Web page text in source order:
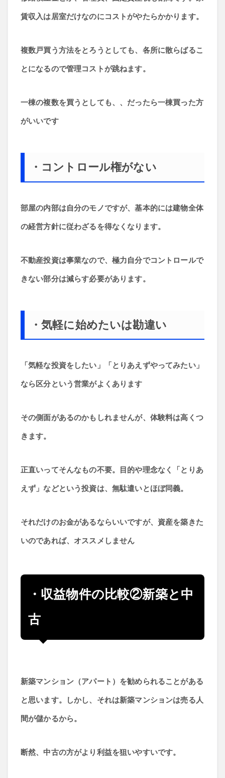
賃収入は居室だけなのにコストがやたらかかります。
複数戸買う方法をとろうとしても、各所に散らばるこ
とになるので管理コストが跳ねます。
一棟の複数を買うとしても、、だったら一棟買った方
がいいです
・コントロール権がない
部屋の内部は自分のモノですが、基本的には建物全体
の経営方針に従わざるを得なくなります。
不動産投資は事業なので、極力自分でコントロールで
きない部分は減らす必要があります。
・気軽に始めたいは勘違い
「気軽な投資をしたい」「とりあえずやってみたい」
なら区分という営業がよくあります
その側面があるのかもしれませんが、体験料は高くつ
きます。
正直いってそんなもの不要。目的や理念なく「とりあ
えず」などという投資は、無駄遣いとほぼ同義。
それだけのお金があるならいいですが、資産を築きた
いのであれば、オススメしません
・収益物件の比較②新築と中
古
新築マンション（アパート）を勧められることがある
と思います。しかし、それは新築マンションは売る人
間が儲かるから。
断然、中古の方がより利益を狙いやすいです。